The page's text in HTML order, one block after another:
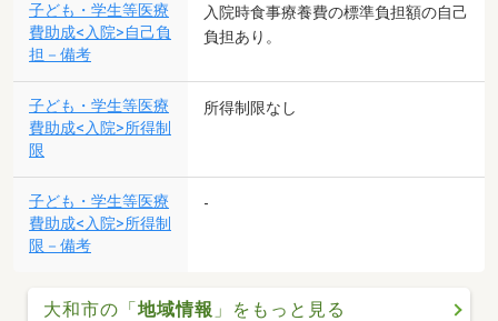
子ども・学生等医療
費助成<入院>自己負
担－備考
入院時食事療養費の標準負担額の自己
負担あり。
子ども・学生等医療
費助成<入院>所得制
限
所得制限なし
子ども・学生等医療
費助成<入院>所得制
限－備考
-
大和市の「地域情報 」をもっと見る